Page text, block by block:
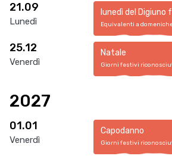
21.09
Lunedì
lunedì del Digiuno
Equivalenti a
25.12
Venerdì
Natale
Giorni festivi
2027
01.01
Venerdì
Capodanno
Giorni festivi